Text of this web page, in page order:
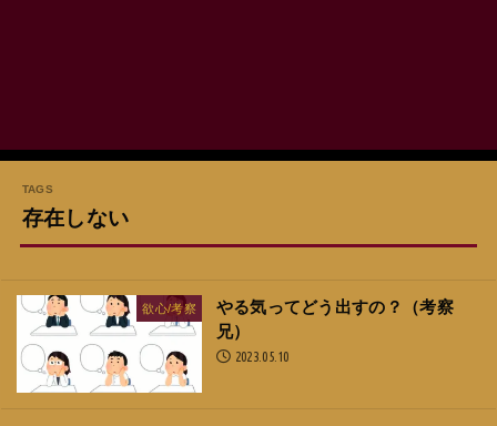
存在しない
欲心/考察
やる気ってどう出すの？（考察
兄）
2023.05.10